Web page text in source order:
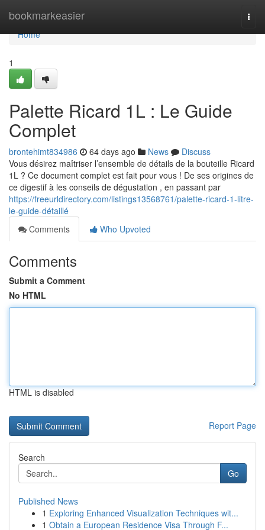
bookmarkeasier
Home
Home
1
Palette Ricard 1L : Le Guide
Complet
brontehimt834986 64 days ago News
Discuss
Vous désirez maîtriser l’ensemble de détails de la bouteille Ricard
1L ? Ce document complet est fait pour vous ! De ses origines de
ce digestif à les conseils de dégustation , en passant par
https://freeurldirectory.com/listings13568761/palette-ricard-1-litre-
le-guide-détaillé
Comments
Who Upvoted
Comments
Submit a Comment
No HTML
HTML is disabled
Report Page
Search
Go
Published News
1 Exploring Enhanced Visualization Techniques wit...
1 Obtain a European Residence Visa Through F...